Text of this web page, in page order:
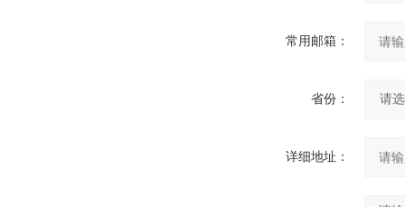
常用邮箱：
省份：
详细地址：